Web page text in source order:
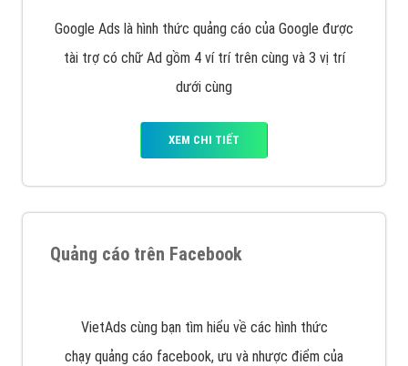
Google Ads là hình thức quảng cáo của Google được
tài trợ có chữ Ad gồm 4 ví trí trên cùng và 3 vị trí
dưới cùng
XEM CHI TIẾT
Quảng cáo trên Facebook
VietAds cùng bạn tìm hiểu về các hình thức
chạy quảng cáo facebook, ưu và nhược điểm của